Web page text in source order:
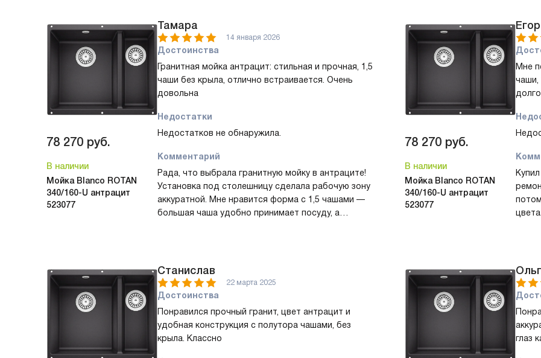
78 270 руб.
В наличии
Мойка Blanco ROTAN
340/160-U антрацит
523077
Тамара
14 января 2026
Достоинства
Гранитная мойка антрацит: стильная и прочная, 1,5
чаши без крыла, отлично встраивается. Очень
довольна
Недостатки
Недостатков не обнаружила.
Комментарий
Рада, что выбрала гранитную мойку в антраците!
Установка под столешницу сделала рабочую зону
аккуратной. Мне нравится форма с 1,5 чашами —
большая чаша удобно принимает посуду, а
Однажды пекла пирог и замачивала противень в
большой чаше, а в маленькой чистила ягоды — всё
рядом и не мешало друг другу. Другой раз быстро
накапливались тарелки от гостевого ужина.
Пользоваться просто, радует внешний вид и
надёжный материал! Мой опыт: поверхность легко
78 270 руб.
В наличии
Мойка Blanco ROTAN
340/160-U антрацит
523077
Егор
Мне
чаши,
не
и
Станислав
22 марта 2025
Достоинства
Понравился прочный гранит, цвет антрацит и
удобная конструкция с полутора чашами, без
крыла. Классно
глаз